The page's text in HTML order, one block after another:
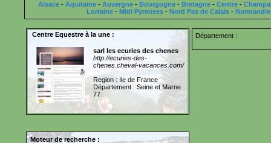
Alsace - Aquitaine - Auvergne - Bourgogne - Bretagne - Centre -
Lorraine- Midi Pyrenees- Nord Pas de Calais- Normandie
Centre Equestre à la une :
sarl les ecuries des chenes
http://ecuries-des-
chenes.cheval-vacances.com/
Region : Ile de France
Département : Seine et Marne
77
Moteur de recherche :
Département :